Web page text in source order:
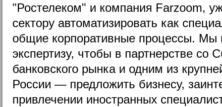
"Ростелеком" и компания Farzoom,
сектору автоматизировать как
общие корпоративные процессы. Мы
экспертизу, чтобы в партнерстве
банковского рынка и одним из
России — предложить бизнесу,
привлечении иностранных